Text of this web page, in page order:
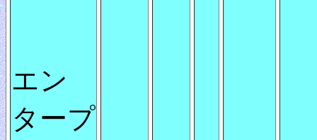
エン
タープ